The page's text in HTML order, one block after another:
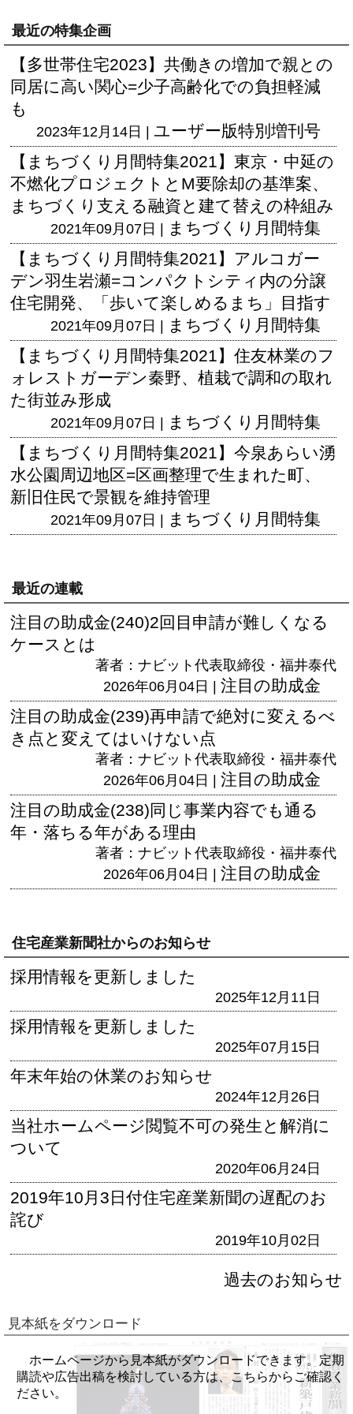
最近の特集企画
【多世帯住宅2023】共働きの増加で親との
同居に高い関心=少子高齢化での負担軽減
も
2023年12月14日 | ユーザー版特別増刊号
【まちづくり月間特集2021】東京・中延の
不燃化プロジェクトとM要除却の基準案、
まちづくり支える融資と建て替えの枠組み
2021年09月07日 | まちづくり月間特集
【まちづくり月間特集2021】アルコガー
デン羽生岩瀬=コンパクトシティ内の分譲
住宅開発、「歩いて楽しめるまち」目指す
2021年09月07日 | まちづくり月間特集
【まちづくり月間特集2021】住友林業のフ
ォレストガーデン秦野、植栽で調和の取れ
た街並み形成
2021年09月07日 | まちづくり月間特集
【まちづくり月間特集2021】今泉あらい湧
水公園周辺地区=区画整理で生まれた町、
新旧住民で景観を維持管理
2021年09月07日 | まちづくり月間特集
最近の連載
注目の助成金(240)2回目申請が難しくなる
ケースとは
著者：ナビット代表取締役・福井泰代
2026年06月04日 | 注目の助成金
注目の助成金(239)再申請で絶対に変えるべ
き点と変えてはいけない点
著者：ナビット代表取締役・福井泰代
2026年06月04日 | 注目の助成金
注目の助成金(238)同じ事業内容でも通る
年・落ちる年がある理由
著者：ナビット代表取締役・福井泰代
2026年06月04日 | 注目の助成金
住宅産業新聞社からのお知らせ
採用情報を更新しました
2025年12月11日
採用情報を更新しました
2025年07月15日
年末年始の休業のお知らせ
2024年12月26日
当社ホームページ閲覧不可の発生と解消に
ついて
2020年06月24日
2019年10月3日付住宅産業新聞の遅配のお
詫び
2019年10月02日
過去のお知らせ
見本紙をダウンロード
ホームページから見本紙がダウンロードできます。定期
購読や広告出稿を検討している方は、こちらからご確認く
ださい。